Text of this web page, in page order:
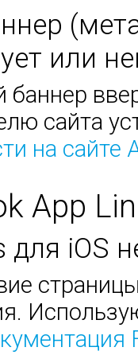
или
сайта
на сайте
App
для iOS